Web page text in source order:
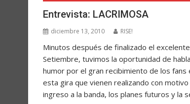
Entrevista: LACRIMOSA
diciembre 13, 2010 RISE!
Minutos después de finalizado el
Setiembre, tuvimos la oportunidad de
humor por el gran recibimiento de los fans
esta gira que vienen realizando con
ingreso a la banda, los planes futuros y la